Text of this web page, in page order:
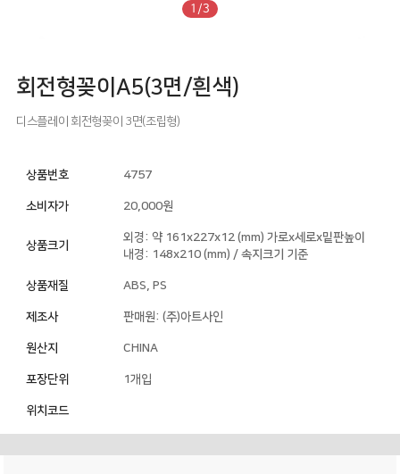
1/3
회전형꽂이A5(3면/흰색)
디스플레이 회전형꽂이 3면(조립형)
상품번호 4757
소비자가 20,000원
상품크기
외경: 약 161x227x12 (mm) 가로x세로x밑판높이
내경: 148x210 (mm) / 속지크기 기준
상품재질 ABS, PS
제조사 판매원: (주)아트사인
원산지 CHINA
포장단위 1개입
위치코드